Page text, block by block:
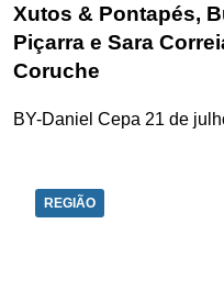
Xutos & Pontapés,
Piçarra e Sara
Coruche
BY-Daniel Cepa 21 de
REGIÃO